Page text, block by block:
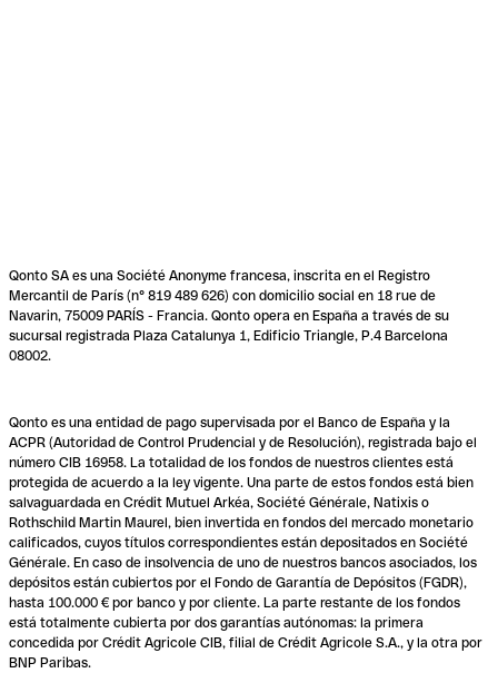
Qonto SA es una Société Anonyme francesa, inscrita en el Registro
Mercantil de París (n° 819 489 626) con domicilio social en 18 rue de
Navarin, 75009 PARÍS - Francia. Qonto opera en España a través de su
sucursal registrada Plaza Catalunya 1, Edificio Triangle, P.4 Barcelona
08002.
Qonto es una entidad de pago supervisada por el Banco de España y la
ACPR (Autoridad de Control Prudencial y de Resolución), registrada bajo el
número CIB 16958. La totalidad de los fondos de nuestros clientes está
protegida de acuerdo a la ley vigente. Una parte de estos fondos está bien
salvaguardada en Crédit Mutuel Arkéa, Société Générale, Natixis o
Rothschild Martin Maurel, bien invertida en fondos del mercado monetario
calificados, cuyos títulos correspondientes están depositados en Société
Générale. En caso de insolvencia de uno de nuestros bancos asociados, los
depósitos están cubiertos por el Fondo de Garantía de Depósitos (FGDR),
hasta 100.000 € por banco y por cliente. La parte restante de los fondos
está totalmente cubierta por dos garantías autónomas: la primera
concedida por Crédit Agricole CIB, filial de Crédit Agricole S.A., y la otra por
BNP Paribas.